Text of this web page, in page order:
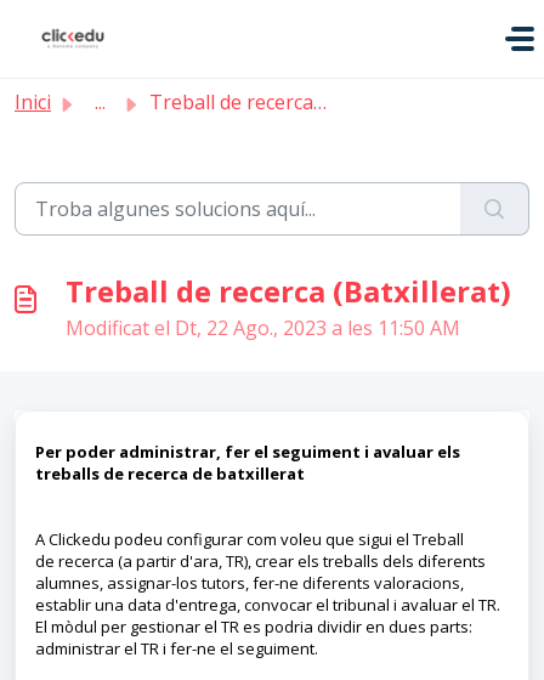
Inici ... Treball de recerca (Batxillerat)
Treball de recerca (Batxillerat)
Modificat el Dt, 22 Ago., 2023 a les 11:50 AM
Per poder administrar, fer el seguiment i avaluar els
treballs de recerca de batxillerat
A Clickedu podeu configurar com voleu que sigui el Treball
de recerca (a partir d'ara, TR), crear els treballs dels diferents
alumnes, assignar-los tutors, fer-ne diferents valoracions,
establir una data d'entrega, convocar el tribunal i avaluar el TR.
El mòdul per gestionar el TR es podria dividir en dues parts:
administrar el TR i fer-ne el seguiment.